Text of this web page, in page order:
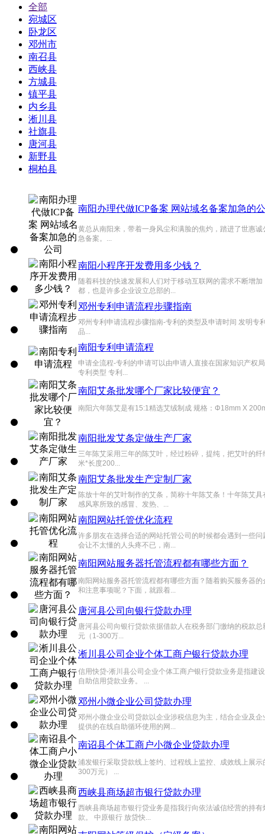
全部
宛城区
卧龙区
邓州市
南召县
西峡县
方城县
镇平县
内乡县
淅川县
社旗县
唐河县
新野县
桐柏县
南阳办理代做ICP备案 网站域名备案加急的
黄总从南阳来，带着一身风尘和满脸的焦灼，踏进了世惠
急备案。...
南阳小程序开发费用多少钱？
随着科技的快速发展和人们对于移动互联网的需求不断增
都，也是许多企业设立总部的...
邓州专利申请流程步骤指南
邓州专利申请流程步骤指南-专利的类型及申请时间 发明
品...
南阳专利申请流程
申请全流程-专利的申请可以由申请人直接在国家知识产权
专利类型 专利...
南阳艾条批发哪个厂家比较便宜？
南阳六年陈艾是有15:1精选艾绒制成 规格：Φ18mm X
南阳批发艾条定做生产厂家
三年陈艾采用三年的陈艾叶，经过粉碎，提纯，把艾叶的
米*长度200...
南阳艾条批发生产定制厂家
陈放十年的艾叶制作的艾条，简称十年陈艾条！十年陈艾
感风寒所致的感冒、发热、...
南阳网站托管优化流程
许多朋友在选择合适的网站托管公司的时候都会遇到一些
会让不太懂的人头疼不已，南...
南阳网站服务器托管流程都有哪些方面？
南阳网站服务器托管流程都有哪些方面？随着购买服务器
和注意事项呢？下面，就跟着...
唐河县公司向银行贷款办理
唐河县公司向银行贷款依据借款人在税务部门缴纳的税款
元（1-300万...
淅川县公司企业个体工商户银行贷款办理
信用快贷-淅川县公司企业个体工商户银行贷款业务是指建
自助信用贷款业务。 ...
邓州小微企业公司贷款办理
邓州小微企业公司贷款以企业涉税信息为主，结合企业及
提供的在线自助循环使用的网...
南诏县个体工商户小微企业贷款办理
浦发银行采取贷款线上签约、过程线上监控、成效线上展
300万元） ...
西峡县商场超市银行贷款办理
西峡县商场超市银行贷业务是指我行向依法诚信经营的持
款。 中原银行 放贷快...